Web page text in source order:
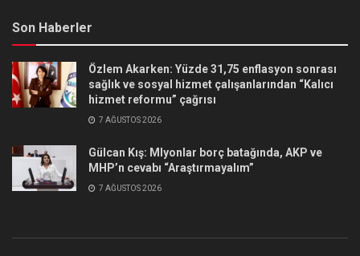
Son Haberler
Özlem Akarken: Yüzde 31,75 enflasyon sonrası
sağlık ve sosyal hizmet çalışanlarından “Kalıcı
hizmet reformu” çağrısı
7 AĞUSTOS 2026
Gülcan Kış: Mlyonlar borç batağında, AKP ve
MHP’n cevabı “Araştırmayalım”
7 AĞUSTOS 2026